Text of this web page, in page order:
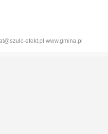
efekt.pl www.gmina.pl